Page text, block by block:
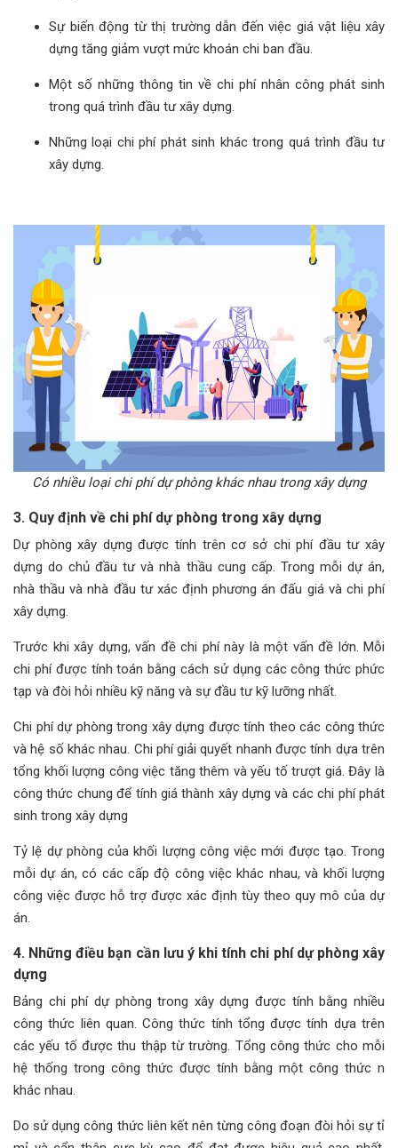
Sự biến động từ thị trường dẫn đến việc giá vật liệu xây
dựng tăng giảm vượt mức khoán chi ban đầu.
Một số những thông tin về chi phí nhân công phát sinh
trong quá trình đầu tư xây dựng.
Những loại chi phí phát sinh khác trong quá trình đầu tư
xây dựng.
Có nhiều loại chi phí dự phòng khác nhau trong xây dựng
3. Quy định về chi phí dự phòng trong xây dựng
Dự phòng xây dựng được tính trên cơ sở chi phí đầu tư xây
dựng do chủ đầu tư và nhà thầu cung cấp. Trong mỗi dự án,
nhà thầu và nhà đầu tư xác định phương án đấu giá và chi phí
xây dựng.
Trước khi xây dựng, vấn đề chi phí này là một vấn đề lớn. Mỗi
chi phí được tính toán bằng cách sử dụng các công thức phức
tạp và đòi hỏi nhiều kỹ năng và sự đầu tư kỹ lưỡng nhất.
Chi phí dự phòng trong xây dựng được tính theo các công thức
và hệ số khác nhau. Chi phí giải quyết nhanh được tính dựa trên
tổng khối lượng công việc tăng thêm và yếu tố trượt giá. Đây là
công thức chung để tính giá thành xây dựng và các chi phí phát
sinh trong xây dựng
Tỷ lệ dự phòng của khối lượng công việc mới được tạo. Trong
mỗi dự án, có các cấp độ công việc khác nhau, và khối lượng
công việc được hỗ trợ được xác định tùy theo quy mô của dự
án.
4. Những điều bạn cần lưu ý khi tính chi phí dự phòng xây
dựng
Bảng chi phí dự phòng trong xây dựng được tính bằng nhiều
công thức liên quan. Công thức tính tổng được tính dựa trên
các yếu tố được thu thập từ trường. Tổng công thức cho mỗi
hệ thống trong công thức được tính bằng một công thức n
khác nhau.
Do sử dụng công thức liên kết nên từng công đoạn đòi hỏi sự tỉ